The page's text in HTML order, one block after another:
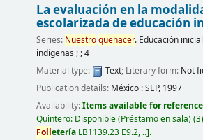
La evaluación en la
escolarizada de educación
Series: Nuestroquehacer. Educación
indígenas ; ; 4
Material type:
Text; Literary form: Not
Publication details: México :SEP, 1997
Availability:Items available for
Quintero: Disponible (Préstamo en sala)(3)
Folletería LB1139.23 E9.2, .. .